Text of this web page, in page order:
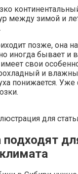
между зимой и
позже, она
иногда бывает и
свои
и
понижается. Уже
для
подходят